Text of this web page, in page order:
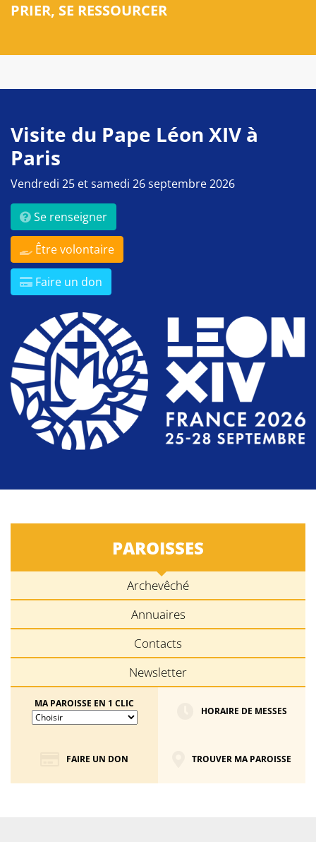
PRIER, SE RESSOURCER
Visite du Pape Léon XIV à
Paris
Vendredi 25 et samedi 26 septembre 2026
Se renseigner
Être volontaire
Faire un don
PAROISSES
Archevêché
Annuaires
Contacts
Newsletter
MA PAROISSE EN 1 CLIC
HORAIRE DE MESSES
FAIRE UN DON TROUVER MA PAROISSE